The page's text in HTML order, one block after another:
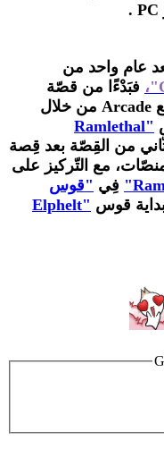
اللعبة في عام 2187 ، بعد عام واحد من
فبَدْءًا من قصّة
Arcade من خلال
"Ramlethal
من القِصّة بعد قِصة
مع التّركيز على
فِي "قوس
بداية قوس
"Elphelt